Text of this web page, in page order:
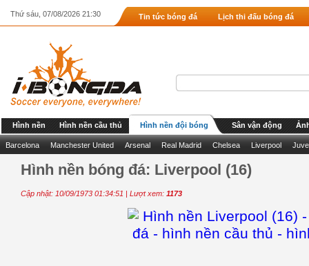
Thứ sáu, 07/08/2026 21:30 Tin tức bóng đá Lịch thi đấu bóng đá
Hình nền Hình nền cầu thủ Hình nền đội bóng Sân vận động
Barcelona Manchester United Arsenal Real Madrid Chelsea Liverpool
Hình nền bóng đá: Liverpool (16)
Cập nhật: 10/09/1973 01:34:51 | Lượt xem: 1173